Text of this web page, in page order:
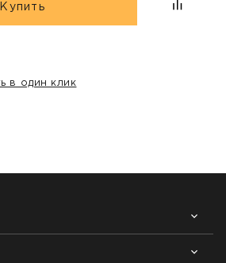
Купить
в один клик